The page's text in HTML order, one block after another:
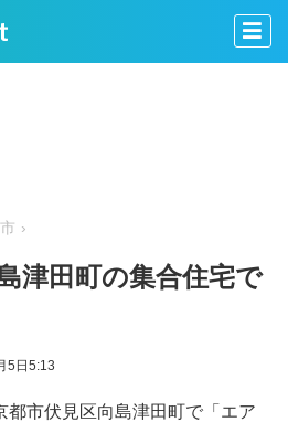
津田町の集合住宅で
5日5:13
都市伏見区向島津田町で「エア